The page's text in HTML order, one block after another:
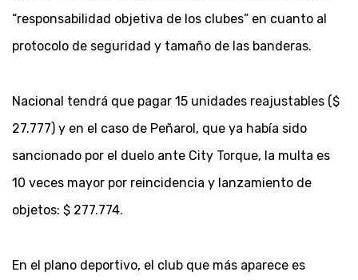
“responsabilidad objetiva de los clubes” en cuanto al
protocolo de seguridad y tamaño de las banderas.
Nacional tendrá que pagar 15 unidades reajustables ($
27.777) y en el caso de Peñarol, que ya había sido
sancionado por el duelo ante City Torque, la multa es
10 veces mayor por reincidencia y lanzamiento de
objetos: $ 277.774.
En el plano deportivo, el club que más aparece es